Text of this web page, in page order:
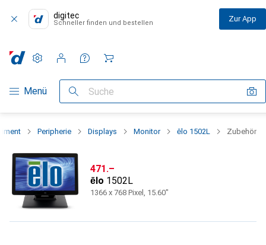
digitec
Schneller finden und bestellen Zur App
Navigation nach Kategorien
Menü Suche
Einstellungen
Kundenkonto
Vergleichslisten
Merklisten
Warenkorb
Peripherie Displays Monitor ēlo 1502L Zubehör
CHF
471.–
ēlo 1502L
1366 x 768 Pixel, 15.60"